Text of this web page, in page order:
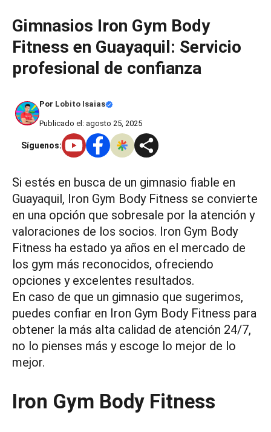
contenido
Gimnasios Iron Gym Body
Fitness en Guayaquil: Servicio
profesional de confianza
Por Lobito Isaias
Publicado el: agosto 25, 2025
Síguenos:
Si estés en busca de un gimnasio fiable en
Guayaquil, Iron Gym Body Fitness se convierte
en una opción que sobresale por la atención y
valoraciones de los socios. Iron Gym Body
Fitness ha estado ya años en el mercado de
los gym más reconocidos, ofreciendo
opciones y excelentes resultados.
En caso de que un gimnasio que sugerimos,
puedes confiar en Iron Gym Body Fitness para
obtener la más alta calidad de atención 24/7,
no lo pienses más y escoge lo mejor de lo
mejor.
Iron Gym Body Fitness